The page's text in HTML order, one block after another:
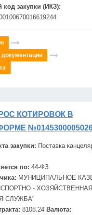
закупки (ИКЗ):
документации
КОТИРОВОК В
закупки: Поставка
по: 44-ФЗ
МУНИЦИПАЛЬНОЕ
- ХОЗЯЙСТВЕННАЯ
СЛУЖБА"
8108.24 Валюта: